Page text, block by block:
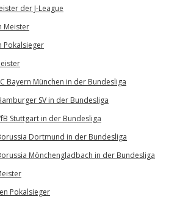
der J-League
Meister
Pokalsieger
Bayern München in der Bundesliga
SV in der Bundesliga
Stuttgart in der Bundesliga
Dortmund in der Bundesliga
Mönchengladbach in der Bundesliga
Pokalsieger